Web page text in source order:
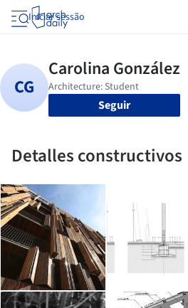
Iniciar sessão
Seguir
Detalles constructivos